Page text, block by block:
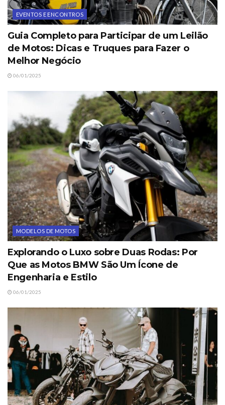
EVENTOS E ENCONTROS
Guia Completo para Participar de um Leilão
de Motos: Dicas e Truques para Fazer o
Melhor Negócio
06/01/2025
MODELOS DE MOTOS
Explorando o Luxo sobre Duas Rodas: Por
Que as Motos BMW São Um Ícone de
Engenharia e Estilo
06/01/2025